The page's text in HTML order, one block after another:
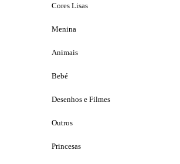
Cores Lisas
Menina
Animais
Bebé
Desenhos e Filmes
Outros
Princesas